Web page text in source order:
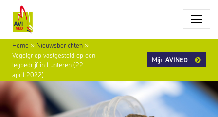
Home » Nieuwsberichten »
Vogelgriep vastgesteld op een
legbedrijf in Lunteren (22
april 2022)
Mijn AVINED